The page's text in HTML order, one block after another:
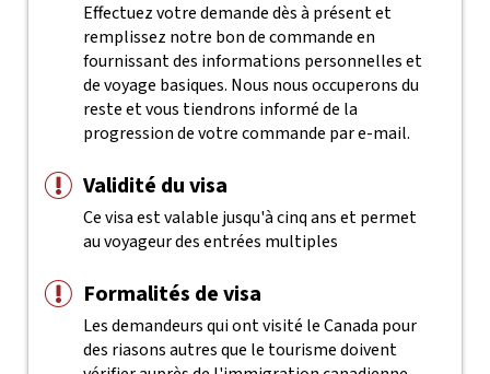
Effectuez votre demande dès à présent et
remplissez notre bon de commande en
fournissant des informations personnelles et
de voyage basiques. Nous nous occuperons du
reste et vous tiendrons informé de la
progression de votre commande par e-mail.
Validité du visa
Ce visa est valable jusqu'à cinq ans et permet
au voyageur des entrées multiples
Formalités de visa
Les demandeurs qui ont visité le Canada pour
des riasons autres que le tourisme doivent